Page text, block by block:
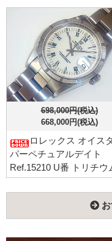
698,000円(税込)
668,000円(税込)
ロレックス オイス
パーペチュアルデイト
Ref.15210 U番 トリチウ